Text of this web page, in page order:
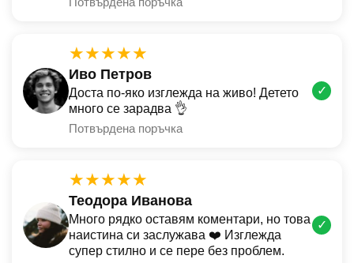
★★★★★
Иво Петров
Доста по-яко изглежда на живо! Детето
много се зарадва 👌
Потвърдена поръчка
✓
★★★★★
Теодора Иванова
Много рядко оставям коментари, но това
наистина си заслужава ❤️ Изглежда
супер стилно и се пере без проблем.
✓